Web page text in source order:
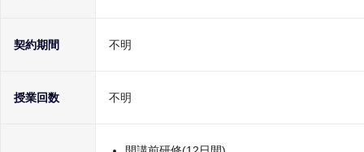
契約期間 不明
授業回数 不明